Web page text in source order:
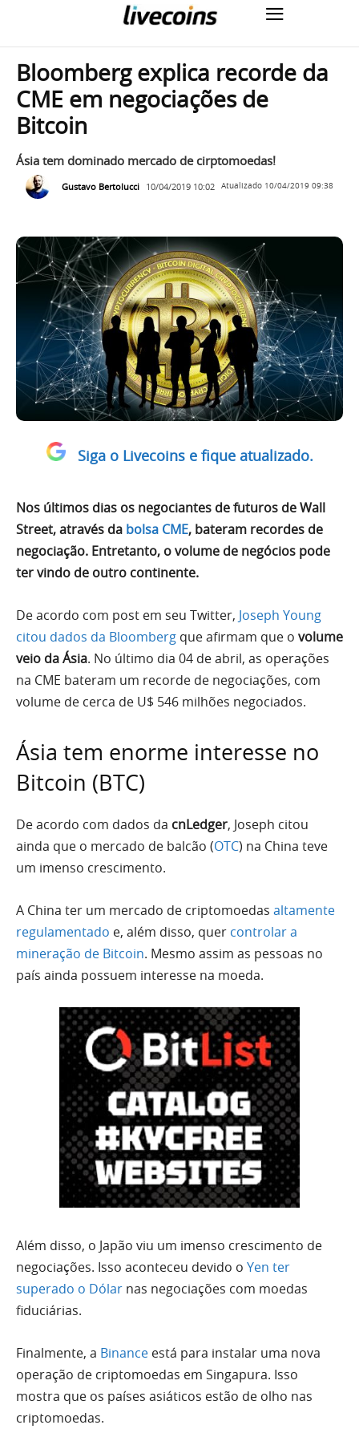
Bloomberg explica recorde da
CME em negociações de
Bitcoin
Ásia tem dominado mercado de cirptomoedas!
Gustavo Bertolucci 10/04/2019 10:02 Atualizado 10/04/2019 09:38
Siga o Livecoins e fique atualizado.
Nos últimos dias os negociantes de futuros de Wall
Street, através da bolsa CME, bateram recordes de
negociação. Entretanto, o volume de negócios pode
ter vindo de outro continente.
De acordo com post em seu Twitter, Joseph Young
citou dados da Bloomberg que afirmam que o volume
veio da Ásia. No último dia 04 de abril, as operações
na CME bateram um recorde de negociações, com
volume de cerca de U$ 546 milhões negociados.
Ásia tem enorme interesse no
Bitcoin (BTC)
De acordo com dados da cnLedger, Joseph citou
ainda que o mercado de balcão (OTC) na China teve
um imenso crescimento.
A China ter um mercado de criptomoedas altamente
regulamentado e, além disso, quer controlar a
mineração de Bitcoin. Mesmo assim as pessoas no
país ainda possuem interesse na moeda.
Além disso, o Japão viu um imenso crescimento de
negociações. Isso aconteceu devido o Yen ter
superado o Dólar nas negociações com moedas
fiduciárias.
Finalmente, a Binance está para instalar uma nova
operação de criptomoedas em Singapura. Isso
mostra que os países asiáticos estão de olho nas
criptomoedas.